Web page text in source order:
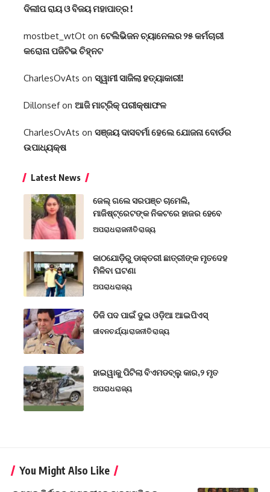
ଦିଲୀପ ରାୟ ଓ ବିଜୟ ମହାପାତ୍ର !
mostbet_wtOt on ଟେଲିଭିଜନ ଚ୍ୟାନେଲର ୨୫ କର୍ମଚାରୀ
କରୋନା ପଜିଟିଭ ଚିହ୍ନଟ
CharlesOvAts on ସ୍ୱାମୀ ସାଜିଲା ହତ୍ୟାକାରୀ!
Dillonsefon ଆଜି ମାଟ୍ରିକ୍ ପରୀକ୍ଷାଫଳ
CharlesOvAts on ସଞ୍ଜୟ ଦାସବର୍ମା ହେଲେ ଯୋଜନା ବୋର୍ଡର
ଉପାଧ୍ୟକ୍ଷ
Latest News
ଜେଲ୍ ଗଲେ ସରପଞ୍ଚ ଚାମେଲି,
ମାଜିଷ୍ଟ୍ରେଟଙ୍କ ନିକଟରେ ହାଜର ହେବେ
ଅପରାଧରାଜନୀତିରାଜ୍ୟ
କାଠଯୋଡ଼ିରୁ ଡାକ୍ତରୀ ଛାତ୍ରୀଙ୍କ ମୃତଦେହ
ମିଳିବା ଘଟଣା
ଅପରାଧରାଜ୍ୟ
ଡିଜି ପଦ ପାଇଁ ଦୁଇ ଓଡ଼ିଆ ଆଇପିଏସ୍
ଜୀବନଚର୍ଯ୍ୟାରାଜନୀତିରାଜ୍ୟ
ହାଇୱାକୁ ପିଟିଲା ବିଏମଡବ୍ଲୁ କାର,୨ ମୃତ
ଅପରାଧରାଜ୍ୟ
You Might Also Like